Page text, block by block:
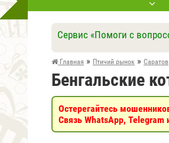
Сервис «Помоги с
Главная » Птичий рынок » Саратов
Бенгальские
Остерегайтесь
Связь WhatsApp, Telegram